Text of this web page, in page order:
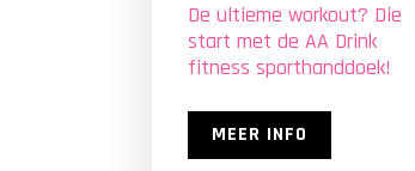
De ultieme workout? Die
start met de AA Drink
fitness sporthanddoek!
MEER INFO